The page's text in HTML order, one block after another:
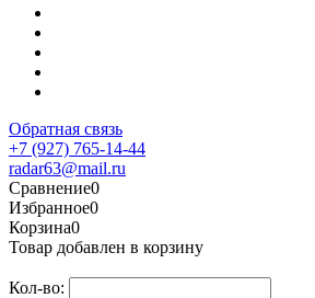
Обратная связь
+7 (927) 765-14-44
radar63@mail.ru
Сравнение0
Избранное0
Корзина0
Товар добавлен в корзину
Кол-во: